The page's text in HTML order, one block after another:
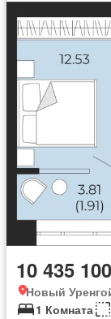
10 435
Новый
1 Комната